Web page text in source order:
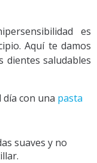
es
Aquí te damos
dientes saludables
día con una pasta
suaves y no